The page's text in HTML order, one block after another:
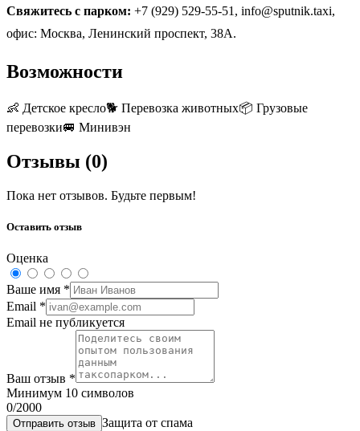
Свяжитесь с парком: +7 (929) 529-55-51, info@sputnik.taxi,
офис: Москва, Ленинский проспект, 38А.
Возможности
👶 Детское кресло🐕 Перевозка животных📦 Грузовые
перевозки🚐 Минивэн
Отзывы (0)
Пока нет отзывов. Будьте первым!
Оставить отзыв
Оценка
Ваше имя *
Email *
Email не публикуется
Ваш отзыв *
Минимум 10 символов
0/2000
Отправить отзыв Защита от спама